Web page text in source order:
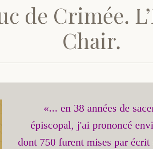
de Crimée.
Chair.
«... en 38 années de
épiscopal, j'ai prononcé
dont 750 furent mises par